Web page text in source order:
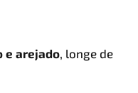
e arejado, longe de